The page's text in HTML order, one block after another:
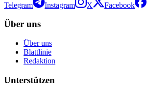
Telegram Instagram X Facebook
Über uns
Über uns
Blattlinie
Redaktion
Unterstützen